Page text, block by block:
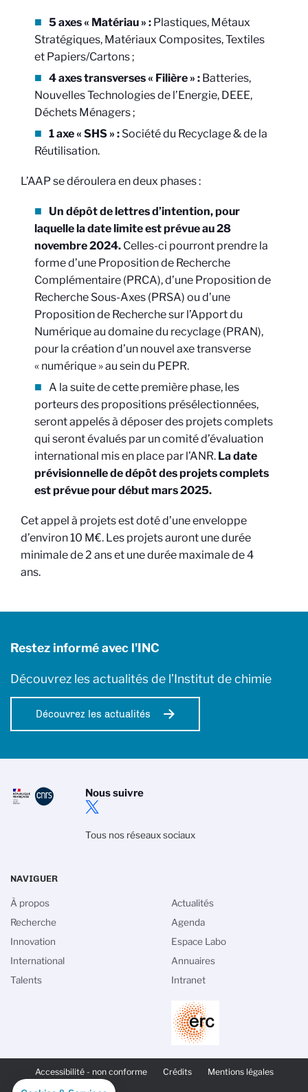
5 axes « Matériau » : Plastiques, Métaux
Stratégiques, Matériaux Composites, Textiles
et Papiers/Cartons ;
4 axes transverses « Filière » : Batteries,
Nouvelles Technologies de l’Energie, DEEE,
Déchets Ménagers ;
1 axe « SHS » : Société du Recyclage & de la
Réutilisation.
L’AAP se déroulera en deux phases :
Un dépôt de lettres d’intention, pour
laquelle la date limite est prévue au 28
novembre 2024. Celles-ci pourront prendre la
forme d’une Proposition de Recherche
Complémentaire (PRCA), d’une Proposition de
Recherche Sous-Axes (PRSA) ou d’une
Proposition de Recherche sur l’Apport du
Numérique au domaine du recyclage (PRAN),
pour la création d’un nouvel axe transverse
« numérique » au sein du PEPR.
A la suite de cette première phase, les
porteurs des propositions présélectionnées,
seront appelés à déposer des projets complets
qui seront évalués par un comité d’évaluation
international mis en place par l’ANR. La date
prévisionnelle de dépôt des projets complets
est prévue pour début mars 2025.
Cet appel à projets est doté d’une enveloppe
d’environ 10 M€. Les projets auront une durée
minimale de 2 ans et une durée maximale de 4
ans.
Restez informé avec l'INC
Découvrez les actualités de l’Institut de chimie
Découvrez les actualités
Nous suivre
Tous nos réseaux sociaux
PAGE
SECONDAIRE
Accessibilité - non conforme Crédits Mentions légales
NAVIGUER
À propos
Recherche
Innovation
International
Talents
Actualités
Agenda
Espace Labo
Annuaires
Intranet